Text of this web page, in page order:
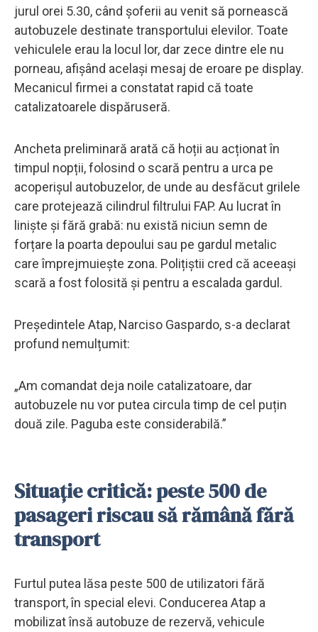
jurul orei 5.30, când șoferii au venit să pornească
autobuzele destinate transportului elevilor. Toate
vehiculele erau la locul lor, dar zece dintre ele nu
porneau, afișând același mesaj de eroare pe display.
Mecanicul firmei a constatat rapid că toate
catalizatoarele dispăruseră.
Ancheta preliminară arată că hoții au acționat în
timpul nopții, folosind o scară pentru a urca pe
acoperișul autobuzelor, de unde au desfăcut grilele
care protejează cilindrul filtrului FAP. Au lucrat în
liniște și fără grabă: nu există niciun semn de
forțare la poarta depoului sau pe gardul metalic
care împrejmuiește zona. Polițiștii cred că aceeași
scară a fost folosită și pentru a escalada gardul.
Președintele Atap, Narciso Gaspardo, s-a declarat
profund nemulțumit:
„Am comandat deja noile catalizatoare, dar
autobuzele nu vor putea circula timp de cel puțin
două zile. Paguba este considerabilă.”
Situație critică: peste 500 de
pasageri riscau să rămână fără
transport
Furtul putea lăsa peste 500 de utilizatori fără
transport, în special elevi. Conducerea Atap a
mobilizat însă autobuze de rezervă, vehicule